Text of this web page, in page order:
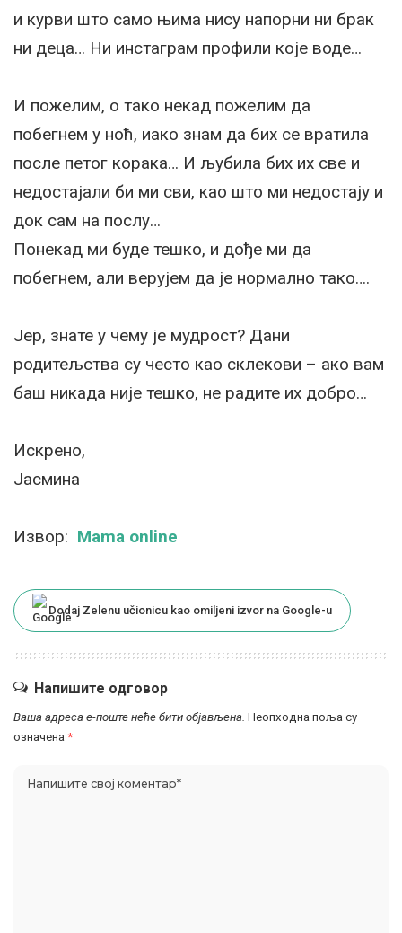
и курви што само њима нису напорни ни брак
ни деца… Ни инстаграм профили које воде…
И пожелим, о тако некад пожелим да
побегнем у ноћ, иако знам да бих се вратила
после петог корака… И љубила бих их све и
недостајали би ми сви, као што ми недостају и
док сам на послу…
Понекад ми буде тешко, и дође ми да
побегнем, али верујем да је нормално тако….
Јер, знате у чему је мудрост? Дани
родитељства су често као склекови – ако вам
баш никада није тешко, не радите их добро…
Искрено,
Јасмина
Извор: Mama online
Dodaj Zelenu učionicu kao omiljeni izvor na Google-u
Напишите одговор
Ваша адреса е-поште неће бити објављена. Неопходна поља су
означена *